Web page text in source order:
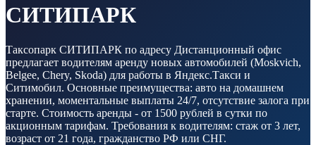
СИТИПАРК
Таксопарк СИТИПАРК по адресу Дистанционный офис
предлагает водителям аренду новых автомобилей (Moskvich,
Belgee, Chery, Skoda) для работы в Яндекс.Такси и
Ситимобил. Основные преимущества: авто на домашнем
хранении, моментальные выплаты 24/7, отсутствие залога при
старте. Стоимость аренды - от 1500 рублей в сутки по
акционным тарифам. Требования к водителям: стаж от 3 лет,
возраст от 21 года, гражданство РФ или СНГ.